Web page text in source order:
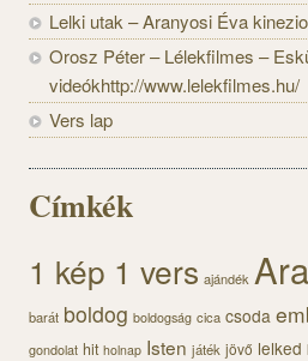
Lelki utak – Aranyosi Éva
Orosz Péter – Lélekfilmes –
videókhttp://www.lelekfilmes.hu/
Vers lap
Címkék
1 kép 1 vers ajándék
barát boldog boldogság cica csoda
gondolat hit holnap Isten játék jövő lelked